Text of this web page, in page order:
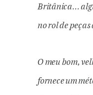
Britânica…
no rol de peças
O meu bom,
fornece um